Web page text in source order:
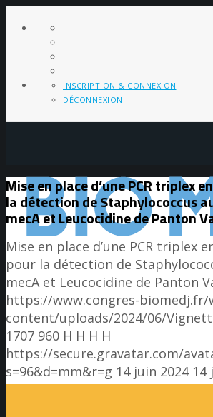
INSCRIPTION & CONNEXION
DÉCONNEXION
Mise en place d’une PCR triplex
la détection de Staphylococcus
mecA et Leucocidine de Panton
Mise en place d’une PCR triplex
pour la détection de
mecA et Leucocidine de Panton
https://www.congres-biomedj.fr/
content/uploads/2024/06/
1707 960 H H H H
https://secure.gravatar.com/
s=96&d=mm&r=g 14 juin 2024 14